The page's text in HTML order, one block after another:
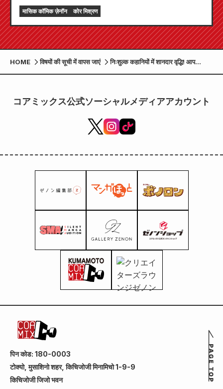
अंक" 24 जुलाई से बिक्री के लिए उपलब्ध होगा!!
मासिक कॉमिक ज़ेनॉन कोर मिश्रण
HOME विषयों की सूची में वापस जाएं
निःशुल्क कहानियों में शानदार वृद्धि! आप
आधिकारिक कोर मिक्स ऐप "मंगा हॉट" पर
コアミックス公式ソーシャルメディアアカウント
पिन कोड: 180-0003
टोक्यो, मुसाशिनो शहर, किचिजोजी मिनामिचो 1-9-9
किचिजोजी जिजो भवन